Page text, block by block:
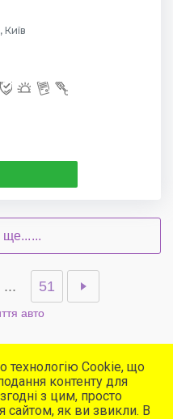
ще......
... 51
авто
технологію Cookie, що
контенту для
з цим, просто
сайтом, як ви звикли. В